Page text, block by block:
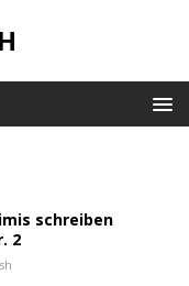
schreiben
2